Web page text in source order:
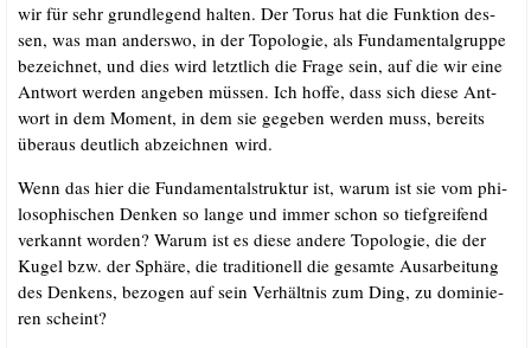
wir für sehr grund­le­gend hal­ten. Der Torus hat die Funk­ti­on des­
sen, was man anders­wo, in der Topo­lo­gie, als Fun­da­men­tal­grup­pe
bezeich­net, und dies wird letzt­lich die Fra­ge sein, auf die wir eine
Ant­wort wer­den ange­ben müs­sen. Ich hof­fe, dass sich die­se Ant­
wort in dem Moment, in dem sie gege­ben wer­den muss, bereits
über­aus deut­lich abzeich­nen wird.
Wenn das hier die Fun­da­men­tal­struk­tur ist, war­um ist sie vom phi­
lo­so­phi­schen Den­ken so lan­ge und immer schon so tief­grei­fend
ver­kannt wor­den? War­um ist es die­se ande­re Topo­lo­gie, die der
Kugel bzw. der Sphä­re, die tra­di­tio­nell die gesam­te Aus­ar­bei­tung
des Den­kens, bezo­gen auf sein Ver­hält­nis zum Ding, zu domi­nie­
ren scheint?